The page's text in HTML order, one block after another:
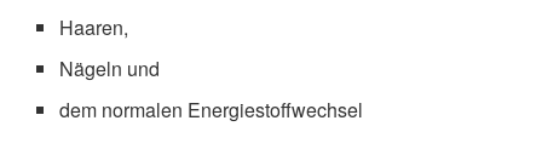
Haaren,
Nägeln und
dem normalen Energiestoffwechsel